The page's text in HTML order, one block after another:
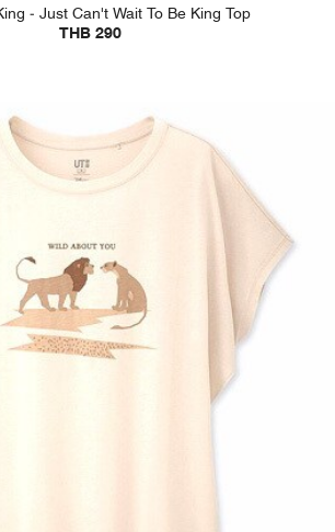
- Just Can't Wait To Be King Top
THB 290